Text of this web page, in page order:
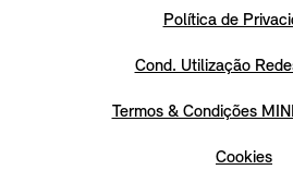
Política de
Cond. Utilização
Termos & Condições
Cookies